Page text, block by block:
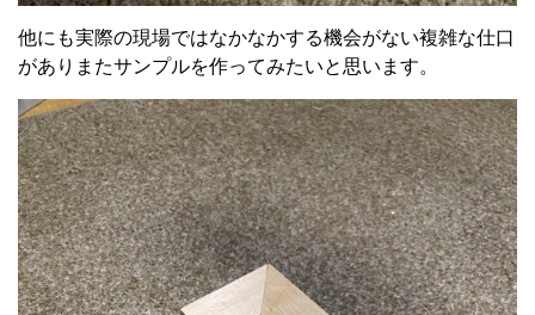
他にも実際の現場ではなかなかする機会がない複雑な仕口
がありまたサンプルを作ってみたいと思います。